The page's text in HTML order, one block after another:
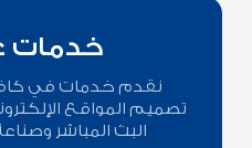
خدمات
نقدم خدمات في
تصميم المواقع